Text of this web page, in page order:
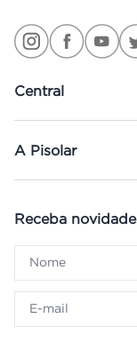
Central
A Pisolar
Receba